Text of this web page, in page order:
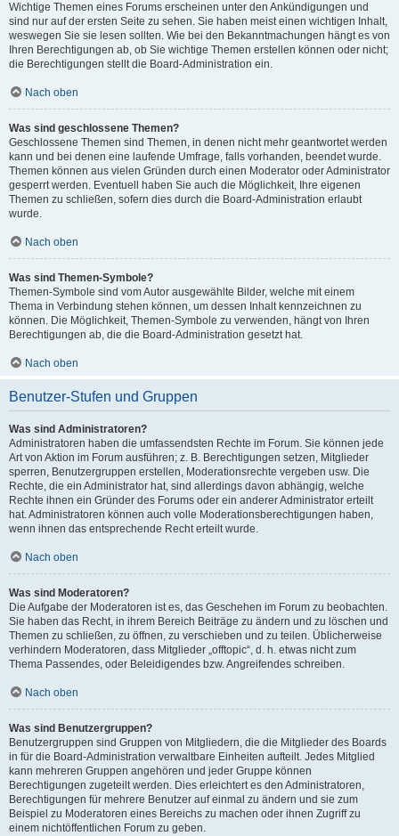
Wichtige Themen eines Forums erscheinen unter den Ankündigungen und
sind nur auf der ersten Seite zu sehen. Sie haben meist einen wichtigen Inhalt,
weswegen Sie sie lesen sollten. Wie bei den Bekanntmachungen hängt es von
Ihren Berechtigungen ab, ob Sie wichtige Themen erstellen können oder nicht;
die Berechtigungen stellt die Board-Administration ein.
Nach oben
Was sind geschlossene Themen?
Geschlossene Themen sind Themen, in denen nicht mehr geantwortet werden
kann und bei denen eine laufende Umfrage, falls vorhanden, beendet wurde.
Themen können aus vielen Gründen durch einen Moderator oder Administrator
gesperrt werden. Eventuell haben Sie auch die Möglichkeit, Ihre eigenen
Themen zu schließen, sofern dies durch die Board-Administration erlaubt
wurde.
Nach oben
Was sind Themen-Symbole?
Themen-Symbole sind vom Autor ausgewählte Bilder, welche mit einem
Thema in Verbindung stehen können, um dessen Inhalt kennzeichnen zu
können. Die Möglichkeit, Themen-Symbole zu verwenden, hängt von Ihren
Berechtigungen ab, die die Board-Administration gesetzt hat.
Nach oben
Benutzer-Stufen und Gruppen
Was sind Administratoren?
Administratoren haben die umfassendsten Rechte im Forum. Sie können jede
Art von Aktion im Forum ausführen; z. B. Berechtigungen setzen, Mitglieder
sperren, Benutzergruppen erstellen, Moderationsrechte vergeben usw. Die
Rechte, die ein Administrator hat, sind allerdings davon abhängig, welche
Rechte ihnen ein Gründer des Forums oder ein anderer Administrator erteilt
hat. Administratoren können auch volle Moderationsberechtigungen haben,
wenn ihnen das entsprechende Recht erteilt wurde.
Nach oben
Was sind Moderatoren?
Die Aufgabe der Moderatoren ist es, das Geschehen im Forum zu beobachten.
Sie haben das Recht, in ihrem Bereich Beiträge zu ändern und zu löschen und
Themen zu schließen, zu öffnen, zu verschieben und zu teilen. Üblicherweise
verhindern Moderatoren, dass Mitglieder „offtopic“, d. h. etwas nicht zum
Thema Passendes, oder Beleidigendes bzw. Angreifendes schreiben.
Nach oben
Was sind Benutzergruppen?
Benutzergruppen sind Gruppen von Mitgliedern, die die Mitglieder des Boards
in für die Board-Administration verwaltbare Einheiten aufteilt. Jedes Mitglied
kann mehreren Gruppen angehören und jeder Gruppe können
Berechtigungen zugeteilt werden. Dies erleichtert es den Administratoren,
Berechtigungen für mehrere Benutzer auf einmal zu ändern und sie zum
Beispiel zu Moderatoren eines Bereichs zu machen oder ihnen Zugriff zu
einem nichtöffentlichen Forum zu geben.